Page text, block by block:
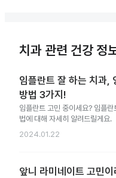
치과 관련 건강 정
임플란트 잘 하는 치과,
방법 3가지!
임플란트 고민 중이세요? 임플
법에 대해 자세히 알려드릴게요.
2024.01.22
앞니 라미네이트 고민